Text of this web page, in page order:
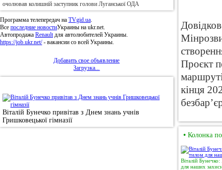
очолював колишній заступник голови Луганської ОДА
Программа телепередач на TVgid.ua.
Все последние новостиУкраины на ukr.net.
Автопродажа Renaultдля автолюбителей Украины.
https://job.ukr.net/- вакансии со всей Украины.
Добавить свое объявление
Загрузка...
Віталій Бунечко привітав з Днем знань учнів
Гришковецької гімназії
Проєкт
кінця
• Колонка
Віталій
для наших